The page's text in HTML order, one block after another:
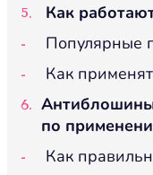
Как
Популярные
Как
по
Как